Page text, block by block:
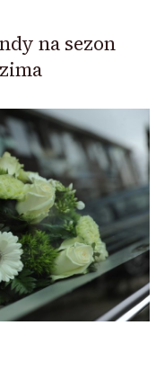
na sezon